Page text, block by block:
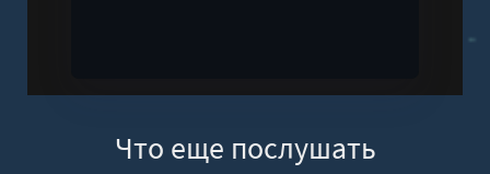
Что еще послушать